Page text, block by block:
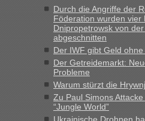
Strecke fahren wir nicht"
MHG1023 inBerichte und
die Ukraine
„Man sollte aber explizit dazu
LeoExpress ist - und nur auf
Fahrkarten kaufen. Zumindest
Durch die Angriffe der
Föderation wurden vier
Dnipropetrowsk von
abgeschnitten
Der IWF gibt Geld
Der Getreidemarkt:
Probleme
Warum stürzt die
Zu Paul Simons
“Jungle World”